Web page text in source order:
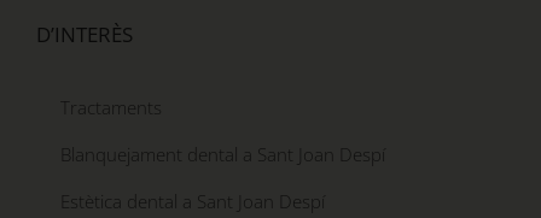
D’INTERÈS
Tractaments
Blanquejament dental a Sant Joan Despí
Estètica dental a Sant Joan Despí